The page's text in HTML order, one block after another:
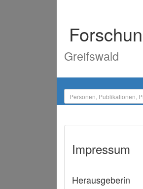
Greifswald
Impressum
Herausgeberin